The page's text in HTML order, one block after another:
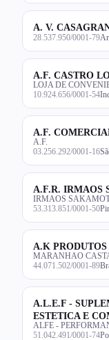
A. V.
28.537.950/0001-79
A.F. CASTRO
LOJA DE
10.924.656/0001-54
A.F.
A.F.
03.256.292/0001-16
A.F.R. IRMAOS
IRMAOS
53.313.851/0001-50
A.K
MARANHAO
44.071.502/0001-89
A.L.E.F -
ESTETICA E
ALFE -
51.042.491/0001-74